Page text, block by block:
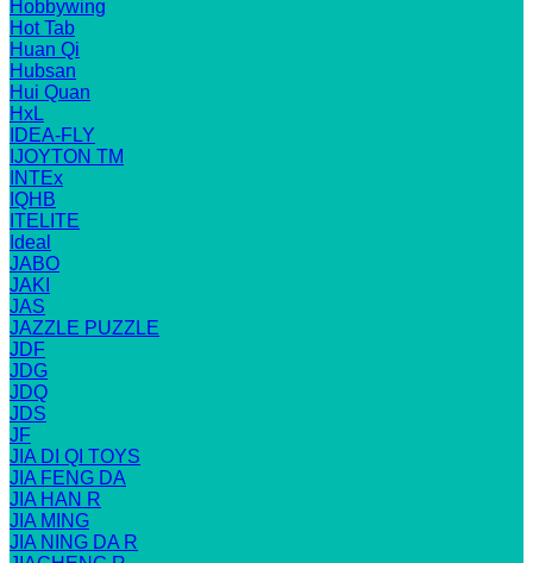
Hobbywing
Hot Tab
Huan Qi
Hubsan
Hui Quan
HxL
IDEA-FLY
IJOYTON TM
INTEx
IQHB
ITELITE
Ideal
JABO
JAKI
JAS
JAZZLE PUZZLE
JDF
JDG
JDQ
JDS
JF
JIA DI QI TOYS
JIA FENG DA
JIA HAN R
JIA MING
JIA NING DA R